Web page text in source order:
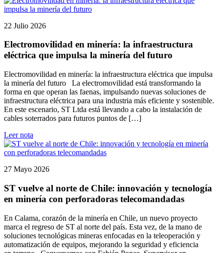
22 Julio 2026
Electromovilidad en minería: la infraestructura
eléctrica que impulsa la minería del futuro
Electromovilidad en minería: la infraestructura eléctrica que impulsa
la minería del futuro La electromovilidad está transformando la
forma en que operan las faenas, impulsando nuevas soluciones de
infraestructura eléctrica para una industria más eficiente y sostenible.
En este escenario, ST Ltda está llevando a cabo la instalación de
cables soterrados para futuros puntos de […]
Leer nota
27 Mayo 2026
ST vuelve al norte de Chile: innovación y tecnología
en minería con perforadoras telecomandadas
En Calama, corazón de la minería en Chile, un nuevo proyecto
marca el regreso de ST al norte del país. Esta vez, de la mano de
soluciones tecnológicas mineras enfocadas en la teleoperación y
automatización de equipos, mejorando la seguridad y eficiencia